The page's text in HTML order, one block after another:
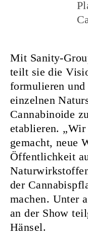
Mit Sanity-
teilt sie die
formulieren
einzelnen
Cannabinoide
etablieren. „Wir
gemacht, neue
Öffentlichkeit
der
machen. Unter
an der Show
Hänsel.